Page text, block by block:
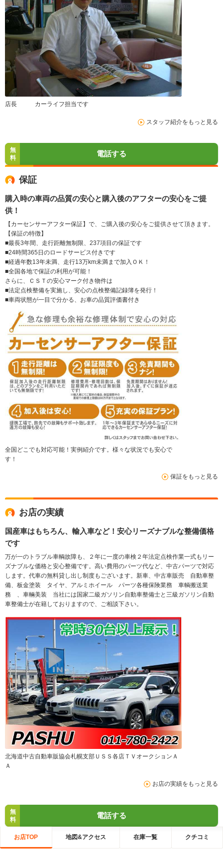
店長 カーライフ担当です
スタッフ紹介をもっと見る
無
料
電話する
保証
購入時の車両の品質の安心と購入後のアフターの安心をご提
供！
【カーセンサーアフター保証】で、ご購入後の安心をご提供させて頂きます。
【保証の特徴】
■最長3年間、走行距離無制限、237項目の保証です
■24時間365日のロードサービス付きです
■経過年数13年未満、走行13万km未満まで加入ＯＫ！
■全国各地で保証の利用が可能！
さらに、ＣＳＴの安心マーク付き物件は
■法定点検整備を実施し、安心の点検整備記録簿を発行！
■車両状態が一目で分かる、お車の品質評価書付き
全国どこでも対応可能！実例紹介です。様々な状況でも安心で
す！
保証をもっと見る
お店の実績
国産車はもちろん、輸入車など！安心リーズナブルな整備価格
です
万が一のトラブル車輌故障も、２年に一度の車検２年法定点検作業一式もリー
ズナブルな価格と安心整備です。高い費用のパーツ代など、中古パーツで対応
します。代車の無料貸し出し制度もございます。新車、中古車販売 自動車整
備、板金塗装 タイヤ、アルミホイール パーツ各種保険業務 車輌搬送業
務 、車輛美装 当社には国家二級ガソリン自動車整備士と三級ガソリン自動
車整備士が在籍しておりますので、ご相談下さい。
北海道中古自動車販協会札幌支部ＵＳＳ各店ＴＶオークションＡ
Ａ
お店の実績をもっと見る
無
料
電話する
お店TOP 地図&アクセス 在庫一覧 クチコミ